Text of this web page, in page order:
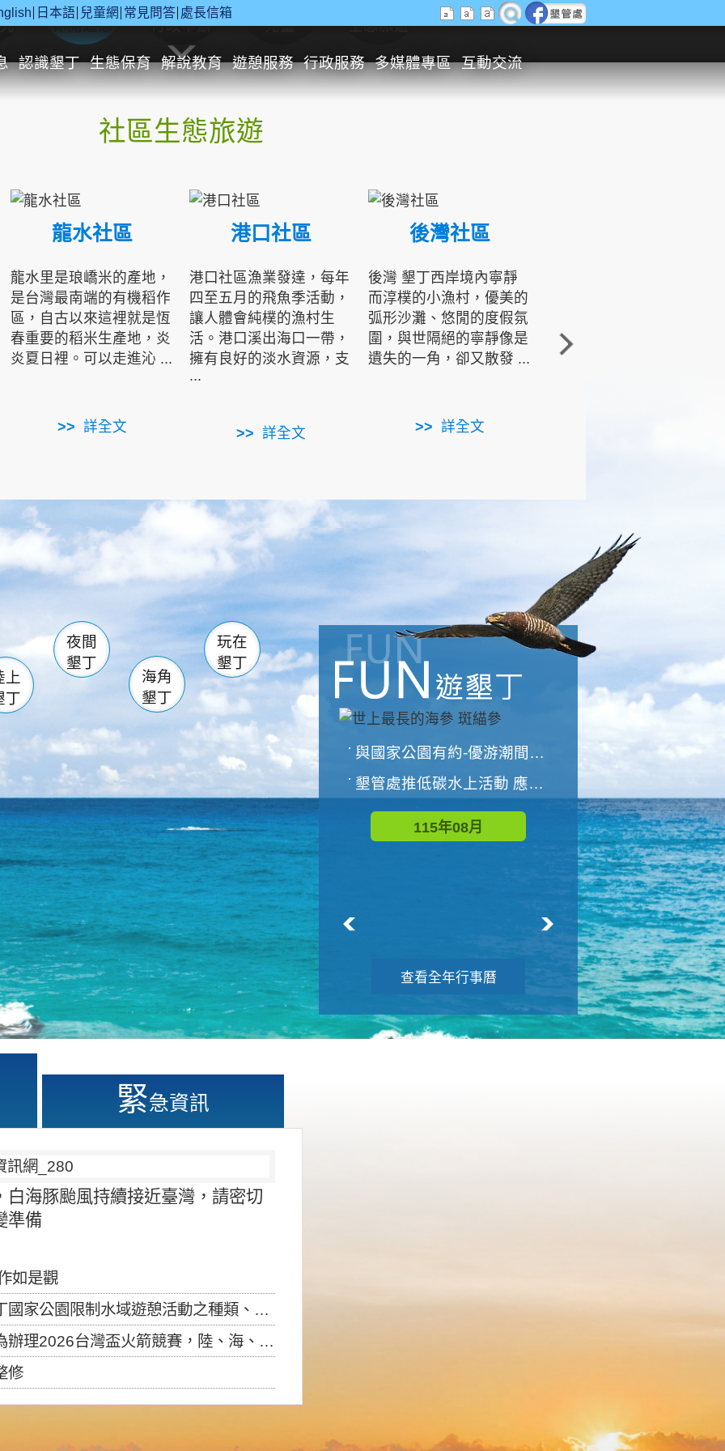
日本語 兒童網 常見問答 處長信箱
認識墾丁 生態保育 解說教育 遊憩服務 行政服務 多媒體專區 互動交流
休閒遊憩 行政申辦 兒童 生態旅遊
社區生態旅遊
龍水社區
龍水里是琅嶠米的產地，
是台灣最南端的有機稻作
區，自古以來這裡就是恆
春重要的稻米生產地，炎
炎夏日裡。可以走進沁 ...
詳全文
港口社區
港口社區漁業發達，每年
四至五月的飛魚季活動，
讓人體會純樸的漁村生
活。港口溪出海口一帶，
擁有良好的淡水資源，支
...
詳全文
後灣社區
後灣 墾丁西岸境內寧靜
而淳樸的小漁村，優美的
弧形沙灘、悠閒的度假氛
圍，與世隔絕的寧靜像是
遺失的一角，卻又散發 ...
詳全文
角的端點，冬季海浪拍打
著礁岸，旺盛的侵蝕作
南仁湖
滿州 佳樂水
森林遊樂區
墾管處遊客中心
社頂公園 風吹沙
船帆石 龍磐公園
香蕉灣 龍坑
鵝鑾鼻
上
丁
夜間
墾丁
海角
墾丁
玩在
墾丁
與國家公園有約-優游潮間探險者
墾管處推低碳水上活動 應屆畢業生限額免費參加
115年08月
世界地球清潔日 墾管處辦理「2026年墾丁國家公園沙灘淨灘活動
115年09月
查看全年行事曆
緊急資訊
海豚颱風持續接近臺灣，請密切
準備
如是觀
制水域遊憩活動之種類、範圍、時間及行為」，自即日生效。
盃火箭競賽，陸、海、空域警戒及協調相關事宜，因颱風備案事宜
修